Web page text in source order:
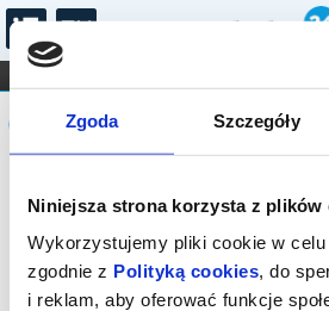
Zgoda Szczegóły
Niniejsza strona korzysta z plików
Wykorzystujemy pliki cookie w celu
zgodnie z Polityką cookies, do
i reklam, aby oferować funkcje
FILHARMONIA OPERA I BALET
DLA DZIECI
Komunikat
Sprzedaż biletów on-line
została zakończona.